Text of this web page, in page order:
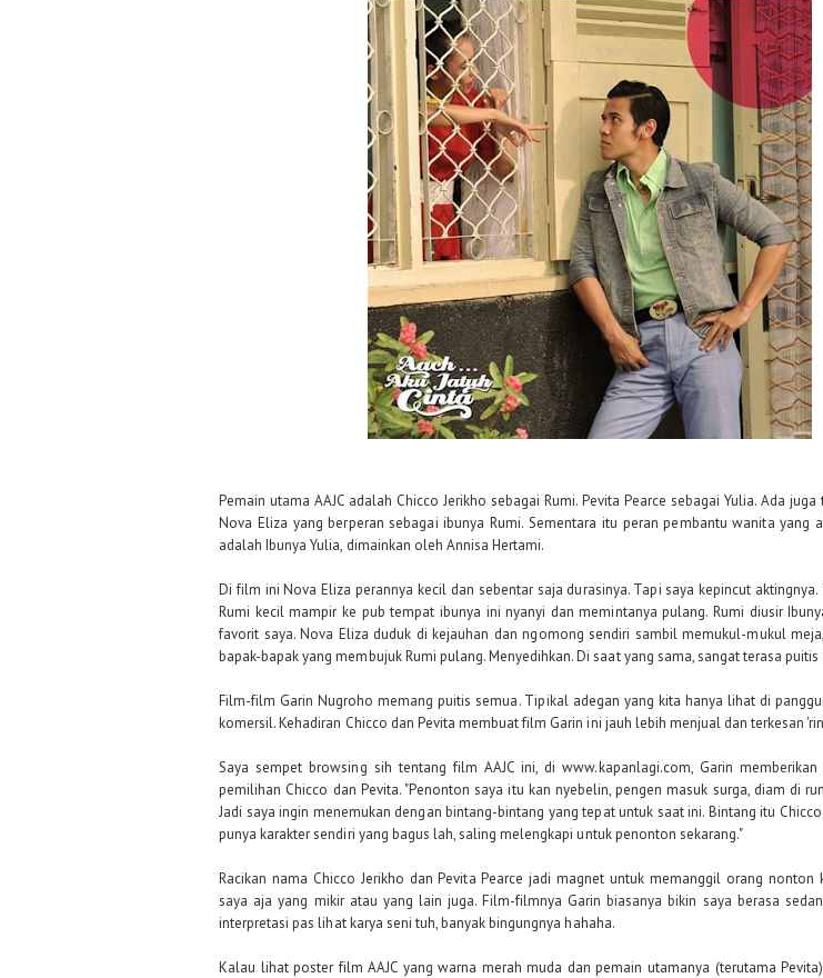
Pemain utama AAJC adalah Chicco Jerikho sebagai Rumi. Pevita Pearce sebagai Yulia. Ada
Nova Eliza yang berperan sebagai ibunya Rumi. Sementara itu peran pembantu wanita yang
adalah Ibunya Yulia, dimainkan oleh Annisa Hertami.
Di film ini Nova Eliza perannya kecil dan sebentar saja durasinya. Tapi saya kepincut
Rumi kecil mampir ke pub tempat ibunya ini nyanyi dan memintanya pulang. Rumi diusir
favorit saya. Nova Eliza duduk di kejauhan dan ngomong sendiri sambil memukul-mukul
bapak-bapak yang membujuk Rumi pulang. Menyedihkan. Di saat yang sama, sangat terasa puitis
Film-film Garin Nugroho memang puitis semua. Tipikal adegan yang kita hanya lihat di
komersil. Kehadiran Chicco dan Pevita membuat film Garin ini jauh lebih menjual dan terkesan
Saya sempet browsing sih tentang film AAJC ini, diwww.kapanlagi.com, Garin
pemilihan Chicco dan Pevita. "Penonton saya itu kan nyebelin, pengen masuk surga, diam di
Jadi saya ingin menemukan dengan bintang-bintang yang tepat untuk saat ini. Bintang itu
punya karakter sendiri yang bagus lah, saling melengkapi untuk penonton sekarang."
Racikan nama Chicco Jerikho dan Pevita Pearce jadi magnet untuk memanggil orang nonton
saya aja yang mikir atau yang lain juga. Film-filmnya Garin biasanya bikin saya berasa
interpretasi pas lihat karya seni tuh, banyak bingungnya hahaha.
Kalau lihat poster film AAJC yang warna merah muda dan pemain utamanya (terutama